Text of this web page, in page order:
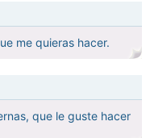
me quieras hacer.
que le guste hacer